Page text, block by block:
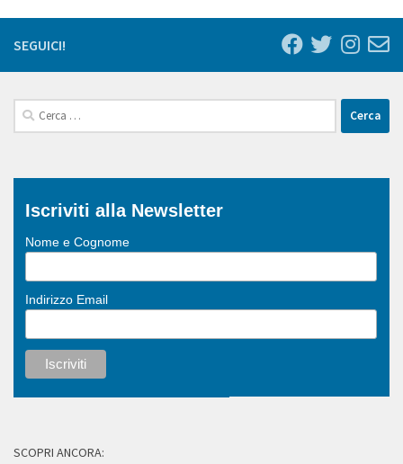
SEGUICI!
Ricerca
per:
Iscriviti alla Newsletter
Nome e Cognome
Indirizzo Email
SCOPRI ANCORA: